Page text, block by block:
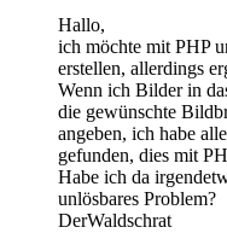
Hallo,
ich möchte mit PHP
erstellen, allerdings
Wenn ich Bilder in
die gewünschte
angeben, ich habe
gefunden, dies mit
Habe ich da
unlösbares Problem?
DerWaldschrat